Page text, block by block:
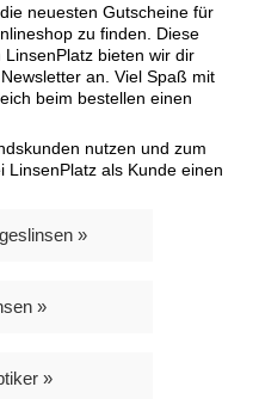
neuesten Gutscheine für
zu finden. Diese
bieten wir dir
an. Viel Spaß mit
beim bestellen einen
nutzen und zum
LinsenPlatz als Kunde einen
»
»
»